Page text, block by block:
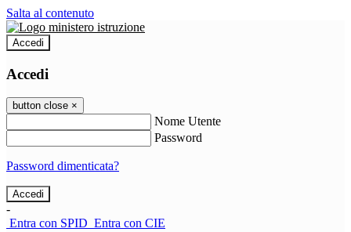
Salta al contenuto
Accedi
Accedi
button close ×
Nome Utente
Password
Password dimenticata?
-
Entra con SPID Entra con CIE